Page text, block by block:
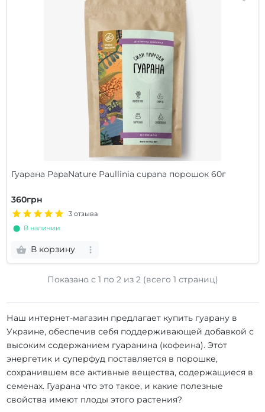
Гуарана PapaNature Paullinia cupana порошок 60г
360грн
3 отзыва
⬤ В наличии
В корзину
Показано с 1 по 2из 2 (всего 1 страниц)
Наш интернет-магазин предлагает купить гуарану в
Украине, обеспечив себя поддерживающей добавкой с
высоким содержанием гуаранина (кофеина). Этот
энергетик и суперфуд поставляется в порошке,
сохранившем все активные вещества, содержащиеся в
семенах. Гуарана что это такое, и какие полезные
свойства имеют плоды этого растения?